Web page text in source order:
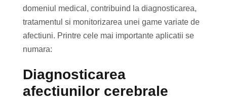
domeniul medical, contribuind la diagnosticarea,
tratamentul si monitorizarea unei game variate de
afectiuni. Printre cele mai importante aplicatii se
numara:
Diagnosticarea
afectiunilor cerebrale